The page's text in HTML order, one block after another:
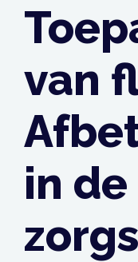
van
in de